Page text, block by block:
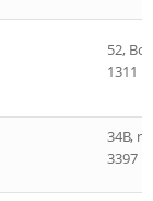
52,
1311
34B,
3397